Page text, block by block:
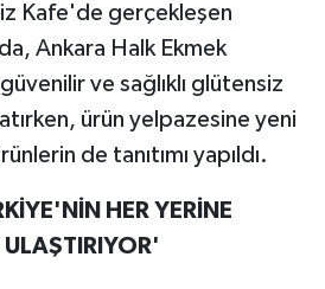
Kafe'de gerçekleşen
Ankara Halk Ekmek
ve sağlıklı glütensiz
ürün yelpazesine yeni
de tanıtımı yapıldı.
HER YERİNE
ULAŞTIRIYOR'